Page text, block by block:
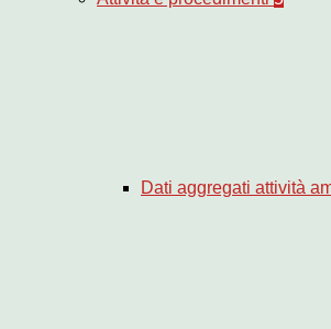
Dati aggregati attività